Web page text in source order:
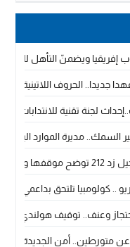
ويضمنّ التأهل
جديدا.. الحروف اللاتينية
لجنة تقنية للانتدابات
مديرة الموارد
موقفها الرسمي.
.. كولومبيا تلتحق بداعمي
وعنف.. توقيف هولندي
متورطين.. أمن الجديدة يفك